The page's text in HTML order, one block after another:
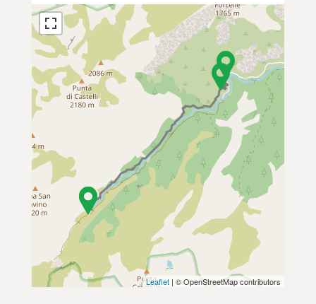
Leaflet | © OpenStreetMap contributors